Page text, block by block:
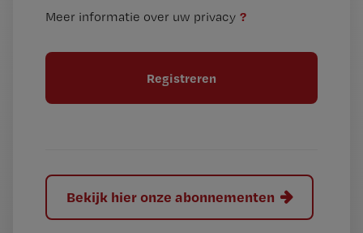
tt
l
Meer informatie over uw privacy ?
Bekijk hier onze abonnementen